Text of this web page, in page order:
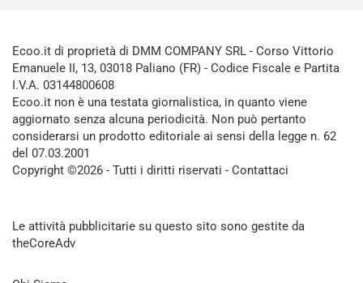
Ecoo.it di proprietà di DMM COMPANY SRL - Corso Vittorio
Emanuele II, 13, 03018 Paliano (FR) - Codice Fiscale e Partita
I.V.A. 03144800608
Ecoo.it non è una testata giornalistica, in quanto viene
aggiornato senza alcuna periodicità. Non può pertanto
considerarsi un prodotto editoriale ai sensi della legge n. 62
del 07.03.2001
Copyright ©2026 - Tutti i diritti riservati - Contattaci
Le attività pubblicitarie su questo sito sono gestite da
theCoreAdv